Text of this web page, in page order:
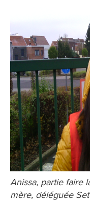
Anissa, partie faire
mère, déléguée